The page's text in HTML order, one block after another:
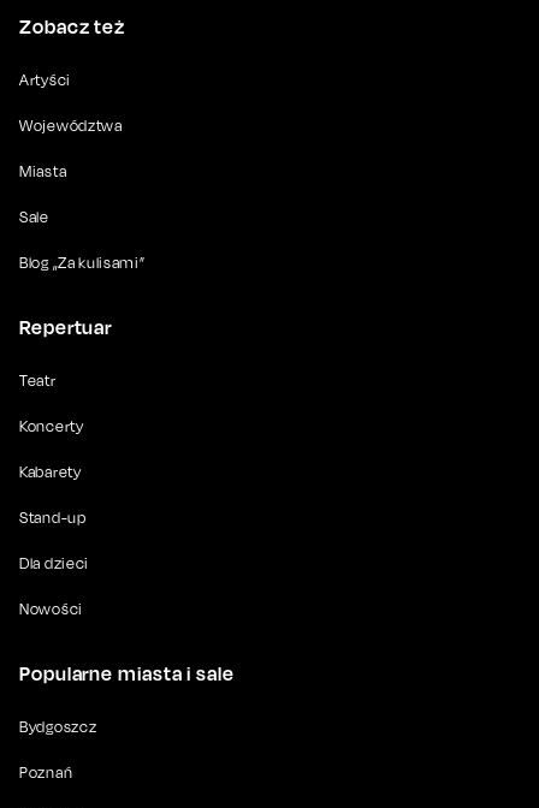
Zobacz też
Artyści
Województwa
Miasta
Sale
Blog „Za kulisami”
Repertuar
Teatr
Koncerty
Kabarety
Stand-up
Dla dzieci
Nowości
Popularne miasta i sale
Bydgoszcz
Poznań